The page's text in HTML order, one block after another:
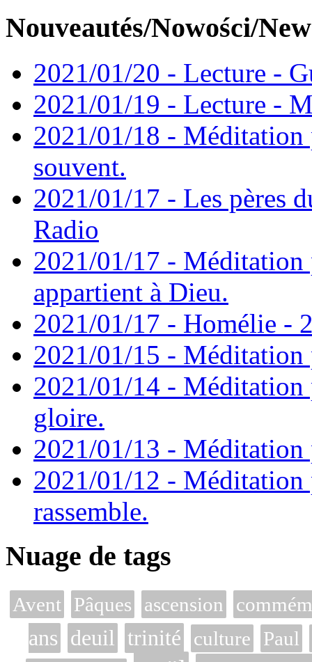
Nouveautés/Nowości/
2021/01/20 - Lecture -
2021/01/19 - Lecture -
2021/01/18 - Méditation
souvent.
2021/01/17 - Les pères
Radio
2021/01/17 - Méditation
appartient à Dieu.
2021/01/17 - Homélie -
2021/01/15 - Méditation
2021/01/14 - Méditation
gloire.
2021/01/13 - Méditation
2021/01/12 - Méditation
rassemble.
Nuage de tags
Avent Pâques ascension
ans deuil trinité culture
Paul